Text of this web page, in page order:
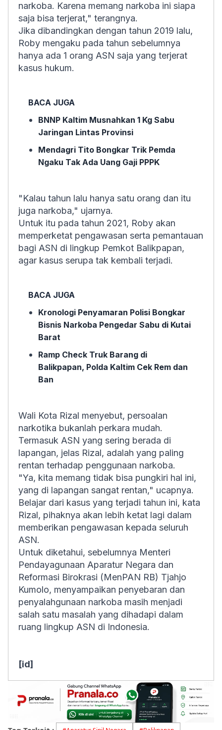
narkoba. Karena memang narkoba ini siapa
saja bisa terjerat," terangnya.
Jika dibandingkan dengan tahun 2019 lalu,
Roby mengaku pada tahun sebelumnya
hanya ada 1 orang ASN saja yang terjerat
kasus hukum.
BACA JUGA
BNNP Kaltim Musnahkan 1 Kg Sabu
Jaringan Lintas Provinsi
Mendagri Tito Bongkar Trik Pemda
Ngaku Tak Ada Uang Gaji PPPK
"Kalau tahun lalu hanya satu orang dan itu
juga narkoba," ujarnya.
Untuk itu pada tahun 2021, Roby akan
memperketat pengawasan serta pemantauan
bagi ASN di lingkup Pemkot Balikpapan,
agar kasus serupa tak kembali terjadi.
BACA JUGA
Kronologi Penyamaran Polisi Bongkar
Bisnis Narkoba Pengedar Sabu di Kutai
Barat
Ramp Check Truk Barang di
Balikpapan, Polda Kaltim Cek Rem dan
Ban
Wali Kota Rizal menyebut, persoalan
narkotika bukanlah perkara mudah.
Termasuk ASN yang sering berada di
lapangan, jelas Rizal, adalah yang paling
rentan terhadap penggunaan narkoba.
"Ya, kita memang tidak bisa pungkiri hal ini,
yang di lapangan sangat rentan," ucapnya.
Belajar dari kasus yang terjadi tahun ini, kata
Rizal, pihaknya akan lebih ketat lagi dalam
memberikan pengawasan kepada seluruh
ASN.
Untuk diketahui, sebelumnya Menteri
Pendayagunaan Aparatur Negara dan
Reformasi Birokrasi (MenPAN RB) Tjahjo
Kumolo, menyampaikan penyebaran dan
penyalahgunaan narkoba masih menjadi
salah satu masalah yang dihadapi dalam
ruang lingkup ASN di Indonesia.
[id]